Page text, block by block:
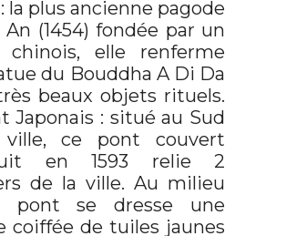
la plus ancienne pagode
(1454) fondée par un
chinois, elle renferme
du Bouddha A Di Da
beaux objets rituels.
Japonais : situé au Sud
ce pont couvert
en 1593 relie 2
de la ville. Au milieu
pont se dresse une
coiffée de tuiles jaunes